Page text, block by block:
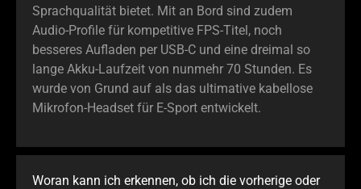
Sprachqualität bietet. Mit an Bord sind zudem
Audio-Profile für kompetitive FPS-Titel, noch
besseres Aufladen per USB-C und eine dreimal so
lange Akku-Laufzeit von nunmehr 70 Stunden. Es
wurde von Grund auf als das ultimative kabellose
Mikrofon-Headset für E-Sport entwickelt.
Woran kann ich erkennen, ob ich die vorherige oder